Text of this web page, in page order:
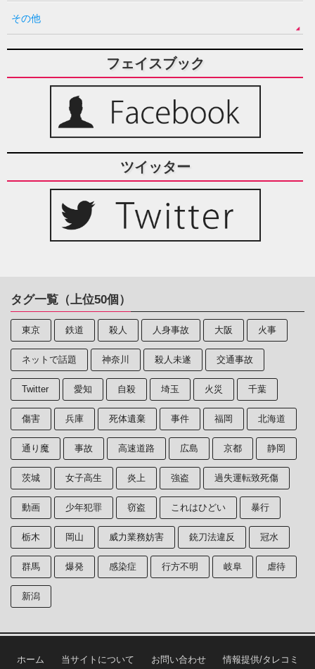
その他
フェイスブック
ツイッター
タグ一覧（上位50個）
東京 鉄道 殺人 人身事故 大阪 火事
ネットで話題 神奈川 殺人未遂 交通事故
Twitter 愛知 自殺 埼玉 火災 千葉
傷害 兵庫 死体遺棄 事件 福岡 北海道
通り魔 事故 高速道路 広島 京都 静岡
茨城 女子高生 炎上 強盗 過失運転致死傷
動画 少年犯罪 窃盗 これはひどい 暴行
栃木 岡山 威力業務妨害 銃刀法違反 冠水
群馬 爆発 感染症 行方不明 岐阜 虐待
新潟
ホーム 当サイトについて お問い合わせ 情報提供/タレコミ